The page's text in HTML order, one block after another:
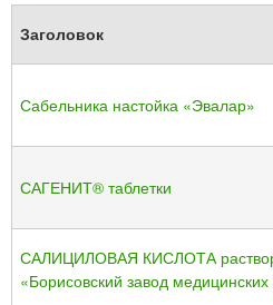
Заголовок
Сабельника настойка «Эвалар»
САГЕНИТ® таблетки
САЛИЦИЛОВАЯ КИСЛОТА
«Борисовский завод